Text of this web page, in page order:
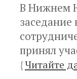
В Нижнем
принял
{Читайте